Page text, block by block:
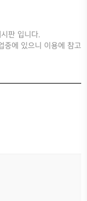
판 입니다.
중에 있으니 이용에 참고